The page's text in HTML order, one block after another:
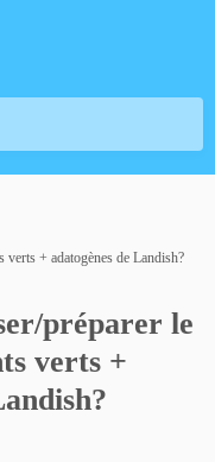
+ adatogènes de Landish?
préparer le
verts +